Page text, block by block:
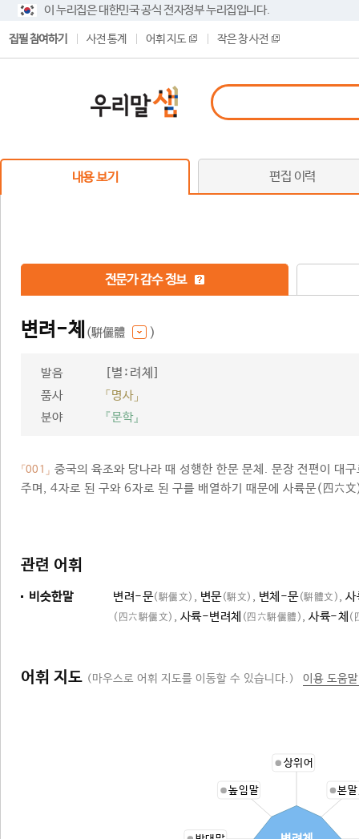
이 누리집은 대한민국 공식 전자정부 누리집입니다.
집필 참여하기 사전 통계 어휘 지도 작은 창 사전
내용 보기 편집 이력
전문가 감수 정보
변려-체 (騈儷體 )
발음 [별ː려체]
품사
「명사」
분야
『문학』
「001」 중국의 육조와 당나라 때 성행한 한문 문체. 문장 전편이 대
주며, 4자로 된 구와 6자로 된 구를 배열하기 때문에 사륙문(四六
관련 어휘
비슷한말 변려-문(騈儷文) , 변문(騈文) , 변체-문(騈體文) , 사
(四六騈儷文) , 사륙-변려체 (四六騈儷體) , 사륙-체 (
어휘 지도 (마우스로 어휘 지도를 이동할 수 있습니다.) 이용 도움
상위어
본
높임말